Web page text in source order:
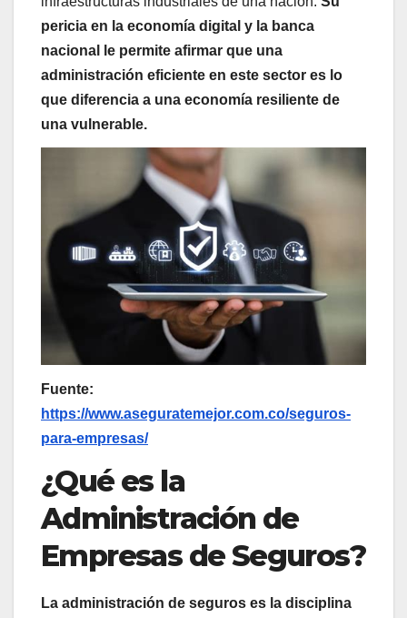
pericia en la economía digital y la banca
nacional le permite afirmar que una
administración eficiente en este sector es lo
que diferencia a una economía resiliente de
una vulnerable.
Fuente:
https://www.aseguratemejor.com.co/seguros-
para-empresas/
¿Qué es la
Administración de
Empresas de Seguros?
La administración de seguros es la disciplina